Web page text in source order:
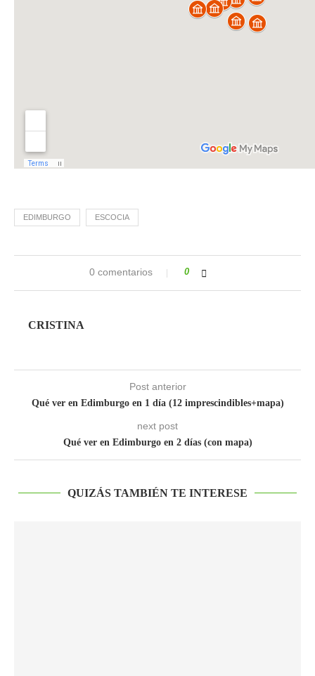
EDIMBURGO ESCOCIA
0 comentarios 0
CRISTINA
Post anterior
Qué ver en Edimburgo en 1 día (12 imprescindibles+mapa)
next post
Qué ver en Edimburgo en 2 días (con mapa)
QUIZÁS TAMBIÉN TE INTERESE